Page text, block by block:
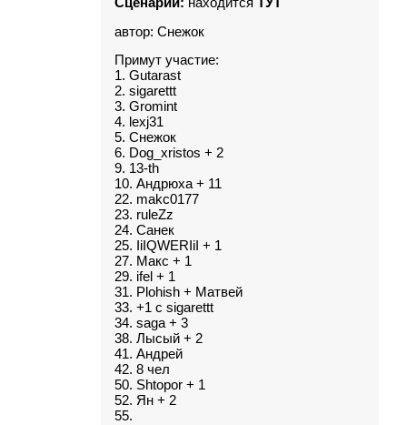
автор: Снежок
Примут участие:
1. Gutarast
2. sigarettt
3. Gromint
4. lexj31
5. Снежок
6. Dog_xristos + 2
9. 13-th
10. Андрюха + 11
22. makc0177
23. ruleZz
24. Санек
25. IiIQWERIiI + 1
27. Макс + 1
29. ifel + 1
31. Plohish + Матвей
33. +1 с sigarettt
34. saga + 3
38. Лысый + 2
41. Андрей
42. 8 чел
50. Shtopor + 1
52. Ян + 2
55.